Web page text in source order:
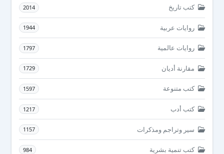
كتب تاريخ 2014
روايات عربية 1944
روايات عالمية 1797
مقارنة أديان 1729
كتب متنوعة 1597
كتب أدب 1217
سير وتراجم ومذكرات 1157
كتب تنمية بشرية 984